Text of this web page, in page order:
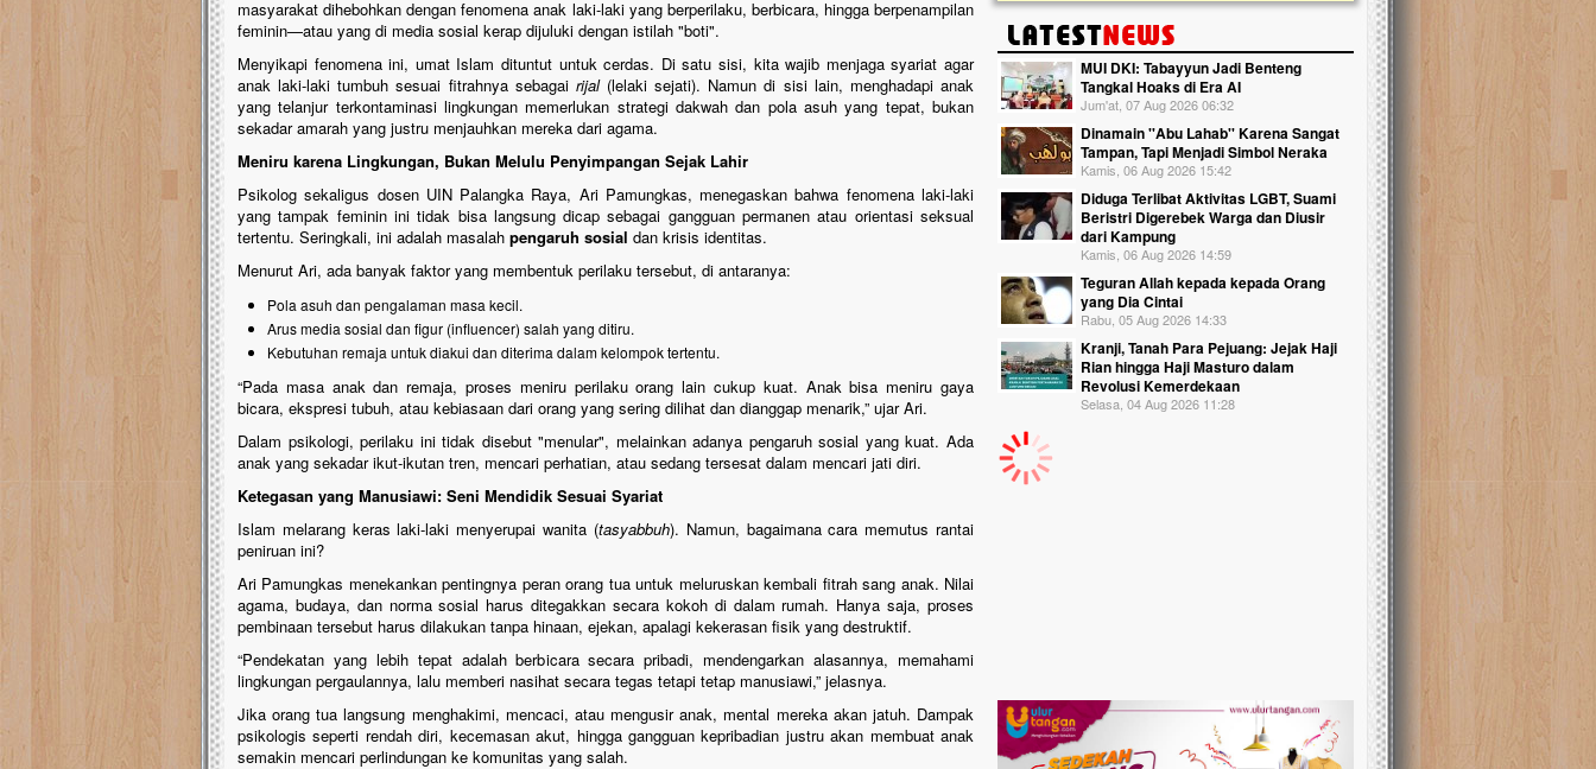
masyarakat dihebohkan dengan fenomena anak laki-laki yang berperilaku, berbicara, hingga berpenampilan
feminin—atau yang di media sosial kerap dijuluki dengan istilah "boti".
Menyikapi fenomena ini, umat Islam dituntut untuk cerdas. Di satu sisi, kita wajib menjaga syariat agar
anak laki-laki tumbuh sesuai fitrahnya sebagai rijal(lelaki sejati). Namun di sisi lain, menghadapi anak
yang telanjur terkontaminasi lingkungan memerlukan strategi dakwah dan pola asuh yang tepat, bukan
sekadar amarah yang justru menjauhkan mereka dari agama.
Meniru karena Lingkungan, Bukan Melulu Penyimpangan Sejak Lahir
Psikolog sekaligus dosen UIN Palangka Raya, Ari Pamungkas, menegaskan bahwa fenomena laki-laki
yang tampak feminin ini tidak bisa langsung dicap sebagai gangguan permanen atau orientasi seksual
tertentu. Seringkali, ini adalah masalah pengaruh sosial dan krisis identitas.
Menurut Ari, ada banyak faktor yang membentuk perilaku tersebut, di antaranya:
Pola asuh dan pengalaman masa kecil.
Arus media sosial dan figur (influencer) salah yang ditiru.
Kebutuhan remaja untuk diakui dan diterima dalam kelompok tertentu.
“Pada masa anak dan remaja, proses meniru perilaku orang lain cukup kuat. Anak bisa meniru gaya
bicara, ekspresi tubuh, atau kebiasaan dari orang yang sering dilihat dan dianggap menarik,” ujar Ari.
Dalam psikologi, perilaku ini tidak disebut "menular", melainkan adanya pengaruh sosial yang kuat. Ada
anak yang sekadar ikut-ikutan tren, mencari perhatian, atau sedang tersesat dalam mencari jati diri.
Ketegasan yang Manusiawi: Seni Mendidik Sesuai Syariat
Islam melarang keras laki-laki menyerupai wanita (tasyabbuh). Namun, bagaimana cara memutus rantai
peniruan ini?
Ari Pamungkas menekankan pentingnya peran orang tua untuk meluruskan kembali fitrah sang anak. Nilai
agama, budaya, dan norma sosial harus ditegakkan secara kokoh di dalam rumah. Hanya saja, proses
pembinaan tersebut harus dilakukan tanpa hinaan, ejekan, apalagi kekerasan fisik yang destruktif.
“Pendekatan yang lebih tepat adalah berbicara secara pribadi, mendengarkan alasannya, memahami
lingkungan pergaulannya, lalu memberi nasihat secara tegas tetapi tetap manusiawi,” jelasnya.
Jika orang tua langsung menghakimi, mencaci, atau mengusir anak, mental mereka akan jatuh. Dampak
psikologis seperti rendah diri, kecemasan akut, hingga gangguan kepribadian justru akan membuat anak
semakin mencari perlindungan ke komunitas yang salah.
MUI DKI: Tabayyun Jadi Benteng
Tangkal Hoaks di Era AI
Jum'at, 07 Aug 2026 06:32
Dinamain ''Abu Lahab'' Karena Sangat
Tampan, Tapi Menjadi Simbol Neraka
Kamis, 06 Aug 2026 15:42
Diduga Terlibat Aktivitas LGBT, Suami
Beristri Digerebek Warga dan Diusir
dari Kampung
Kamis, 06 Aug 2026 14:59
Teguran Allah kepada kepada Orang
yang Dia Cintai
Rabu, 05 Aug 2026 14:33
Kranji, Tanah Para Pejuang: Jejak Haji
Rian hingga Haji Masturo dalam
Revolusi Kemerdekaan
Selasa, 04 Aug 2026 11:28